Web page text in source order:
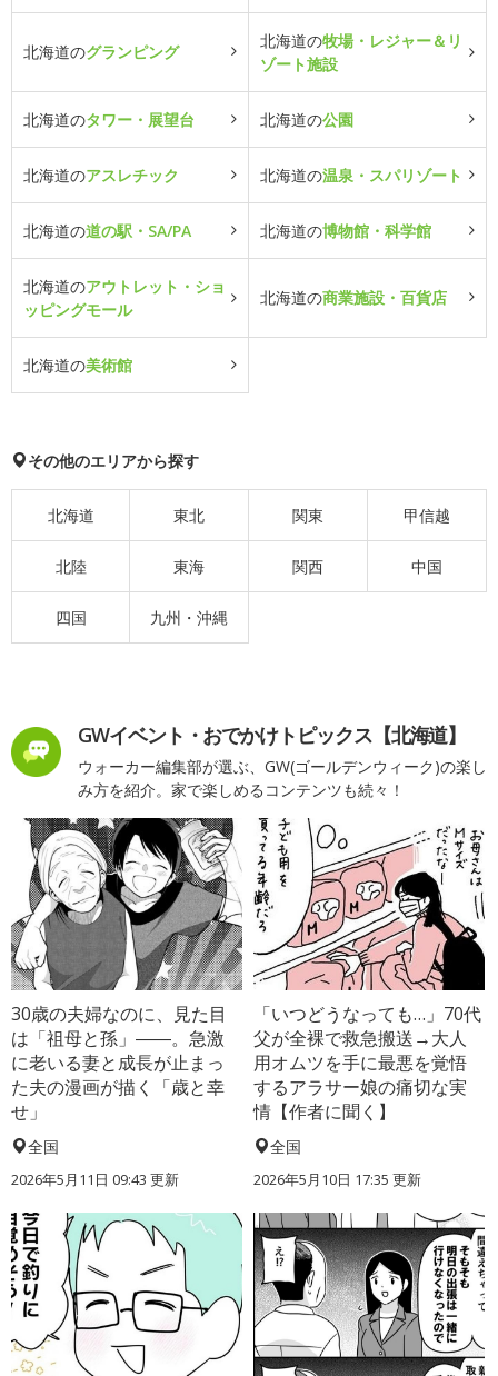
北海道のグランピング
北海道の牧場・レジャー＆リ
ゾート施設
北海道のタワー・展望台 北海道の公園
北海道のアスレチック 北海道の温泉・スパリゾート
北海道の道の駅・SA/PA 北海道の博物館・科学館
北海道のアウトレット・ショ
ッピングモール
北海道の商業施設・百貨店
北海道の美術館
その他のエリアから探す
北海道 東北 関東 甲信越
北陸 東海 関西 中国
四国 九州・沖縄
GWイベント・おでかけトピックス【北海道】
ウォーカー編集部が選ぶ、GW(ゴールデンウィーク)の楽し
み方を紹介。家で楽しめるコンテンツも続々！
30歳の夫婦なのに、見た目
は「祖母と孫」――。急激
に老いる妻と成長が止まっ
た夫の漫画が描く「歳と幸
せ」
全国
2026年5月11日 09:43 更新
「いつどうなっても…」70代
父が全裸で救急搬送→大人
用オムツを手に最悪を覚悟
するアラサー娘の痛切な実
情【作者に聞く】
全国
2026年5月10日 17:35 更新